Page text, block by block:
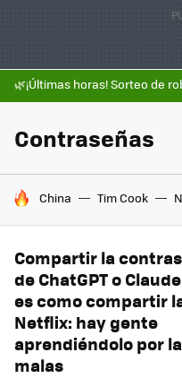
🌿¡Últimas horas! Sorteo de
Contraseñas
HOY SE HABLA DE
China Tim Cook
Compartir la
de ChatGPT o
es como compartir
Netflix: hay gente
aprendiéndolo por
malas